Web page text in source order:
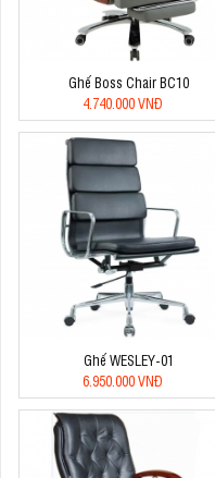
Ghế Boss Chair BC10
4.740.000 VNĐ
Ghế WESLEY-01
6.950.000 VNĐ